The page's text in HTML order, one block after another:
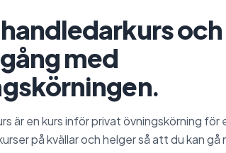
och
med
är en kurs inför privat övningskörning för
på kvällar och helger så att du kan gå